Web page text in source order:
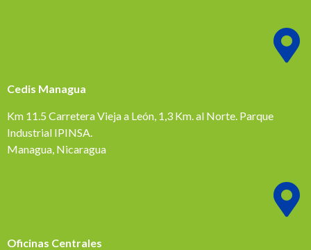
Cedis Managua
Km 11.5 Carretera Vieja a León, 1,3 Km. al Norte. Parque
Industrial IPINSA.
Managua, Nicaragua
Oficinas Centrales